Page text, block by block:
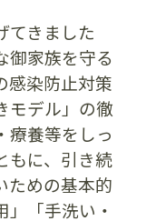
てきました
御家族を守る
感染防止対策
モデル」の徹
療養等をしっ
もに、引き続
ための基本的
「手洗い・